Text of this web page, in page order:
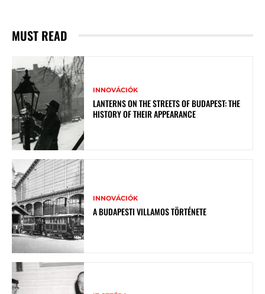
MUST READ
INNOVÁCIÓK
LANTERNS ON THE STREETS OF BUDAPEST: THE
HISTORY OF THEIR APPEARANCE
INNOVÁCIÓK
A BUDAPESTI VILLAMOS TÖRTÉNETE